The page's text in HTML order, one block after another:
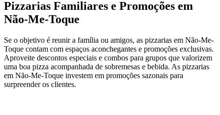
Pizzarias Familiares e Promoções em
Não-Me-Toque
Se o objetivo é reunir a família ou amigos, as pizzarias em Não-Me-
Toque contam com espaços aconchegantes e promoções exclusivas.
Aproveite descontos especiais e combos para grupos que valorizem
uma boa pizza acompanhada de sobremesas e bebida. As pizzarias
em Não-Me-Toque investem em promoções sazonais para
surpreender os clientes.